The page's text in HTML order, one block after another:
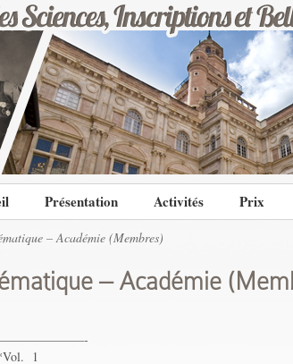
Présentation Activités Prix
– Académie (Membres)
– Académie
1